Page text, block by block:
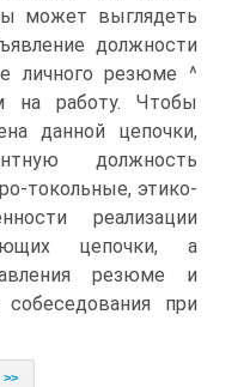
может выглядеть
должности
личного резюме ^
на работу. Чтобы
данной цепочки,
должность
токольные, этико-
реализации
цепочки, а
резюме и
при
>>